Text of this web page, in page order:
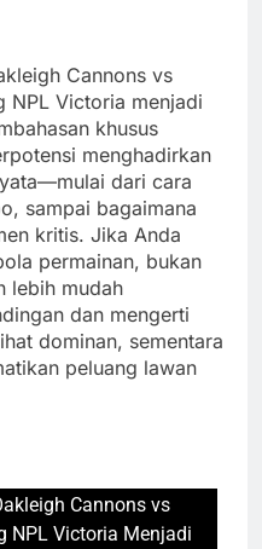
Cannons vs
NPL Victoria menjadi
khusus
menghadirkan
dari cara
sampai bagaimana
kritis. Jika Anda
permainan, bukan
lebih mudah
dan mengerti
dominan, sementara
peluang lawan
Cannons vs
NPL Victoria Menjadi